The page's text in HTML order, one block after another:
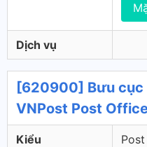
Dịch vụ
[620900] Bưu cục
VNPost Post
Kiểu